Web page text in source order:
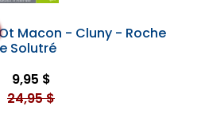
Macon - Cluny - Roche
Solutré
9,95 $
24,95 $